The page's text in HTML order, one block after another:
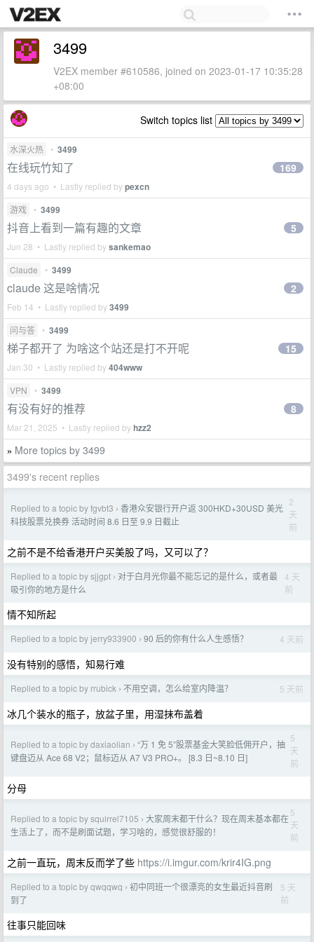
3499
V2EX member #610586, joined on 2023-01-17 10:35:28
+08:00
Switch topics list
水深火热 • 3499
在线玩竹知了
4 days ago • Lastly replied bypexcn
169
游戏 • 3499
抖音上看到一篇有趣的文章
Jun 28 • Lastly replied bysankemao
5
Claude • 3499
claude 这是啥情况
Feb 14 • Lastly replied by3499
2
问与答 • 3499
梯子都开了 为啥这个站还是打不开呢
Jan 30 • Lastly replied by404www
15
VPN • 3499
有没有好的推荐
Mar 21, 2025 • Lastly replied byhzz2
8
» More topics by 3499
3499's recent replies
Replied to a topic by fgvbt3 › 香港众安银行开户返 300HKD+30USD 美光
科技股票兑换券 活动时间 8.6 日至 9.9 日截止
2
天
前
之前不是不给香港开户买美股了吗，又可以了？
Replied to a topic by sjjgpt › 对于白月光你最不能忘记的是什么，或者最
吸引你的地方是什么
4 天
前
情不知所起
Replied to a topic by jerry933900 › 90 后的你有什么人生感悟？ 4 天前
没有特别的感悟，知易行难
Replied to a topic by rrubick › 不用空调，怎么给室内降温？ 5 天前
冰几个装水的瓶子，放盆子里，用湿抹布盖着
Replied to a topic by daxiaolian › “万 1 免 5”股票基金大笑脸低佣开户，抽
键盘迈从 Ace 68 V2；鼠标迈从 A7 V3 PRO+。 [8.3 日~8.10 日]
5
天
前
分母
Replied to a topic by squirrel7105 › 大家周末都干什么？现在周末基本都在
生活上了，而不是刷面试题，学习啥的，感觉很舒服的！
5
天
前
之前一直玩，周末反而学了些 https://i.imgur.com/krir4IG.png
Replied to a topic by qwqqwq › 初中同班一个很漂亮的女生最近抖音刷
到了
5 天
前
往事只能回味